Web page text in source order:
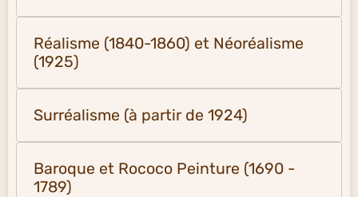
Réalisme (1840-1860) et Néoréalisme
(1925)
Surréalisme (à partir de 1924)
Baroque et Rococo Peinture (1690 -
1789)